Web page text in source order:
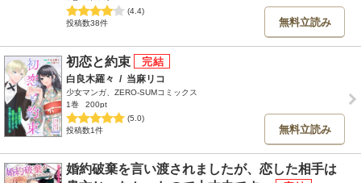
(4.4)
投稿数38件
無料立読み
初恋と約束
白良木羅々 / 当麻リコ
少女マンガ、ZERO-SUMコミックス
1巻
200pt
(5.0)
投稿数1件
無料立読み
婚約破棄を言い渡されましたが、恋した相手は